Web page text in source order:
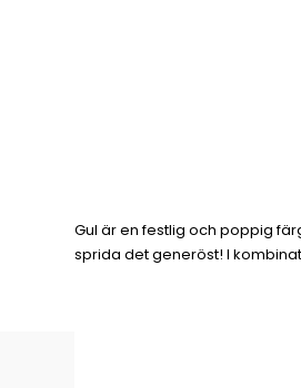
Gul är en festlig och poppig
sprida det generöst! I